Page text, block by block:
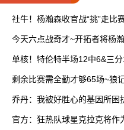
社牛！杨瀚森收官战“挑”走比
今天六点战奇才~开拓者将杨
单核！特伦特半场12中6&三
剩余比赛需全勤才够65场~狼
乔丹：我被好胜心的基因所困
官方：狂热队球星克拉克将作